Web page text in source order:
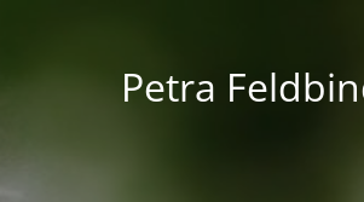
Petra